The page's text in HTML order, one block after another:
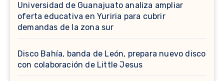
Universidad de Guanajuato analiza ampliar
oferta educativa en Yuriria para cubrir
demandas de la zona sur
Disco Bahía, banda de León, prepara nuevo disco
con colaboración de Little Jesus